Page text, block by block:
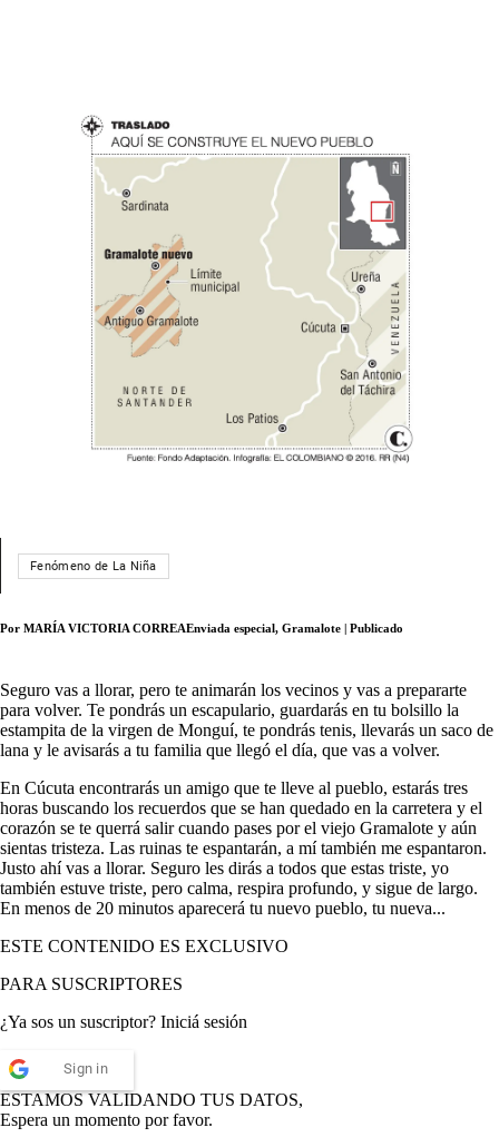
Fenómeno de La Niña
Por MARÍA VICTORIA CORREAEnviada especial, Gramalote | Publicado
Seguro vas a llorar, pero te animarán los vecinos y vas a prepararte
para volver. Te pondrás un escapulario, guardarás en tu bolsillo la
estampita de la virgen de Monguí, te pondrás tenis, llevarás un saco de
lana y le avisarás a tu familia que llegó el día, que vas a volver.
En Cúcuta encontrarás un amigo que te lleve al pueblo, estarás tres
horas buscando los recuerdos que se han quedado en la carretera y el
corazón se te querrá salir cuando pases por el viejo Gramalote y aún
sientas tristeza. Las ruinas te espantarán, a mí también me espantaron.
Justo ahí vas a llorar. Seguro les dirás a todos que estas triste, yo
también estuve triste, pero calma, respira profundo, y sigue de largo.
En menos de 20 minutos aparecerá tu nuevo pueblo, tu nueva...
ESTE CONTENIDO ES EXCLUSIVO
PARA SUSCRIPTORES
¿Ya sos un suscriptor? Iniciá sesión
Sign in
ESTAMOS VALIDANDO TUS DATOS,
Espera un momento por favor.